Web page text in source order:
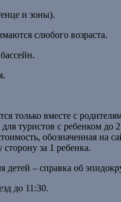
и зоны).
слюбого возраста.
только вместе с
туристов с ребенком до
обозначенная на
за 1 ребенка.
детей – справка об
до 11:30.